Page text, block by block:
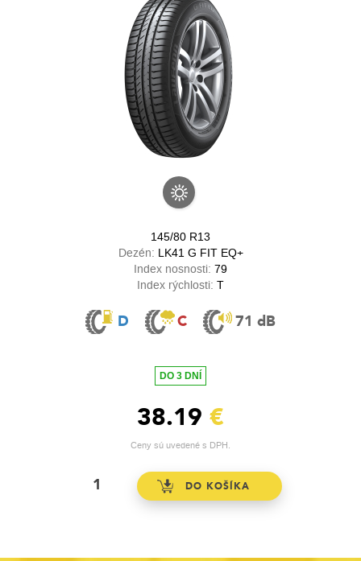
145/80 R13
Dezén: LK41 G FIT EQ+
Index nosnosti: 79
Index rýchlosti: T
D C 71 dB
DO 3 DNÍ
38.19 €
Ceny sú uvedené s DPH.